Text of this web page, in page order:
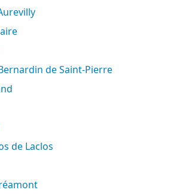
de Saint-Pierre
de Laclos